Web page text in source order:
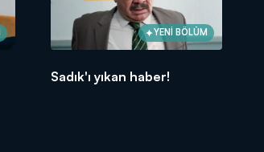
YENİ BÖLÜM
Sadık'ı yıkan haber!